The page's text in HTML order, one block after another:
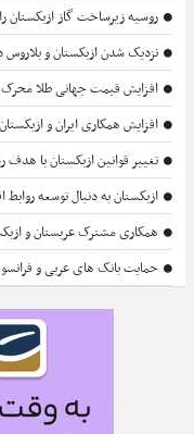
روسیه زیرساخت گاز ازبکستان
نزدیک شدن ازبکستان و
افزایش قیمت جهانی طلا
افزایش همکاری ایران و
تغییر قوانین ازبکستان با
ازبکستان به دنبال توسعه روابط
همکاری مشترک عربستان و
حمایت بانک های عربی و